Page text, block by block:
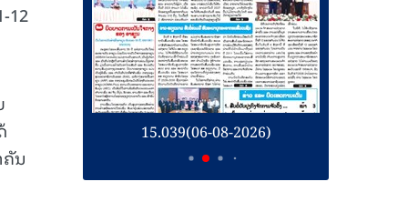
12
ນ
15.039(06-08-2026)